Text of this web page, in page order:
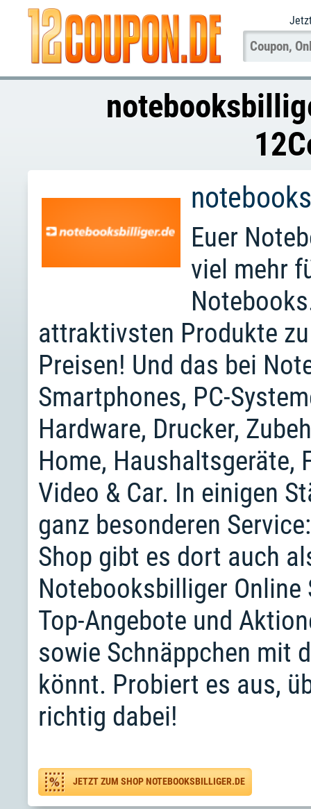
Euer
viel mehr
attraktivsten Produkte
Preisen! Und das bei
Smartphones, PC-
Hardware, Drucker,
Home, Haushaltsgeräte,
Video & Car. In einigen
ganz besonderen
Shop gibt es dort auch
Notebooksbilliger
Top-Angebote und
sowie Schnäppchen mit
könnt. Probiert es aus,
richtig dabei!
JETZT ZUM SHOP NOTEBOOKSBILLIGER.DE